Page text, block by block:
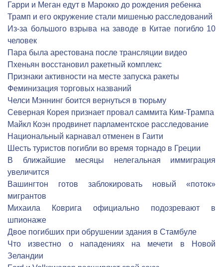
Гарри и Меган едут в Марокко до рождения ребенка
Трамп и его окружение стали мишенью расследований
Из-за большого взрыва на заводе в Китае погибло 10
человек
Пара была арестована после трансляции видео
Пхеньян восстановил ракетный комплекс
Признаки активности на месте запуска ракеты
Феминизация торговых названий
Челси Мэннинг боится вернуться в тюрьму
Северная Корея признает провал саммита Ким-Трампа
Майкл Коэн продвинет парламентское расследование
Национальный карнавал отменен в Гаити
Шесть туристов погибли во время торнадо в Греции
В ближайшие месяцы нелегальная иммиграция
увеличится
Вашингтон готов заблокировать новый «поток»
мигрантов
Михаила Коврига официально подозревают в
шпионаже
Двое погибших при обрушении здания в Стамбуле
Что известно о нападениях на мечети в Новой
Зеландии